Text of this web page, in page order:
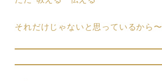
それだけじゃないと思っているから〜